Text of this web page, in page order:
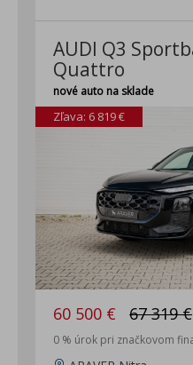
AUDI Q3
Quattro
nové auto na sklade
Zľava: 6 819 €
60 500 € 67 319 €
0 % úrok pri značkovom